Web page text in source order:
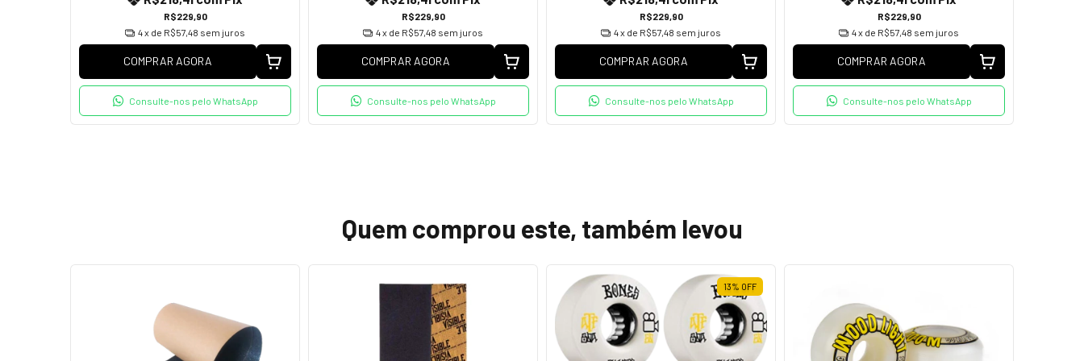
R$229,90
4x de R$57,48 sem juros
COMPRAR AGORA
Consulte-nos pelo WhatsApp
R$229,90
4x de R$57,48 sem juros
COMPRAR AGORA
Consulte-nos pelo WhatsApp
R$229,90
4x de R$57,48 sem juros
COMPRAR AGORA
Consulte-nos pelo WhatsApp
R$229,90
4x de R$57,48 sem juros
COMPRAR AGORA
Consulte-nos pelo WhatsApp
Quem comprou este, também levou
13% OFF